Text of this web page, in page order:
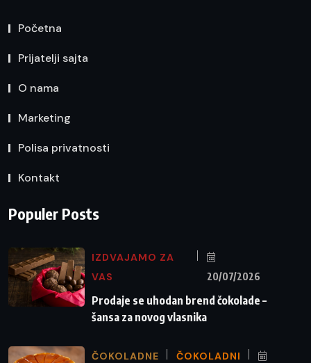
Početna
Prijatelji sajta
O nama
Marketing
Polisa privatnosti
Kontakt
Populer Posts
IZDVAJAMO ZA
VAS
20/07/2026
Prodaje se uhodan brend čokolade –
šansa za novog vlasnika
ČOKOLADNE
ČOKOLADNI